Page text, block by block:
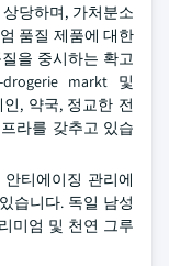
당하며, 가처분소
품질 제품에 대한
을 중시하는 확고
markt 및
, 약국, 정교한 전
라를 갖추고 있습
티에이징 관리에
습니다. 독일 남성
미엄 및 천연 그루